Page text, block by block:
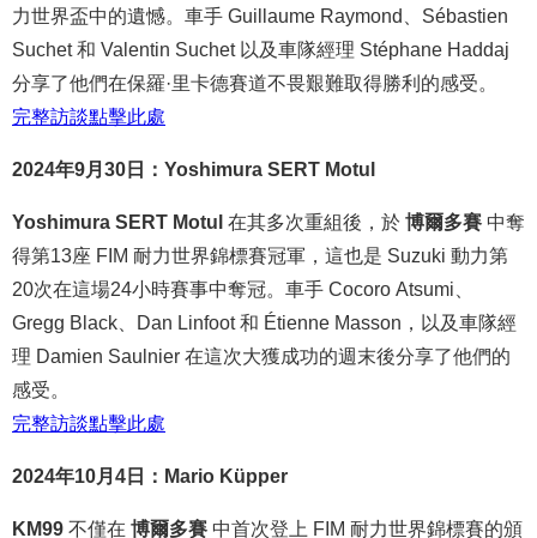
力世界盃中的遺憾。車手 Guillaume Raymond、Sébastien
Suchet 和 Valentin Suchet 以及車隊經理 Stéphane Haddaj
分享了他們在保羅·里卡德賽道不畏艱難取得勝利的感受。
完整訪談點擊此處
2024年9月30日：Yoshimura SERT Motul
Yoshimura SERT Motul 在其多次重組後，於 博爾多賽 中奪
得第13座 FIM 耐力世界錦標賽冠軍，這也是 Suzuki 動力第
20次在這場24小時賽事中奪冠。車手 Cocoro Atsumi、
Gregg Black、Dan Linfoot 和 Étienne Masson，以及車隊經
理 Damien Saulnier 在這次大獲成功的週末後分享了他們的
感受。
完整訪談點擊此處
2024年10月4日：Mario Küpper
KM99 不僅在 博爾多賽 中首次登上 FIM 耐力世界錦標賽的頒